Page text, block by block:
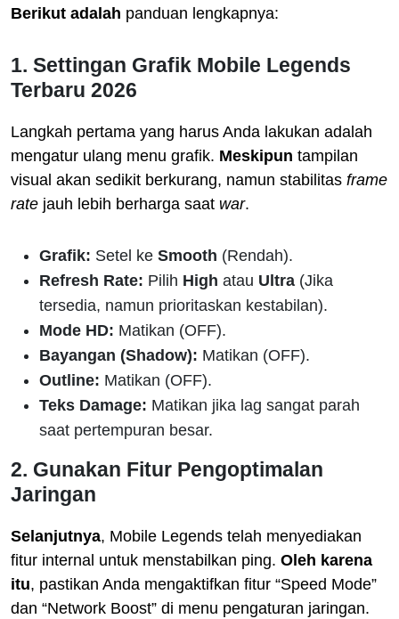
Berikut adalah panduan lengkapnya:
1. Settingan Grafik Mobile Legends
Terbaru 2026
Langkah pertama yang harus Anda lakukan adalah
mengatur ulang menu grafik. Meskipun tampilan
visual akan sedikit berkurang, namun stabilitas frame
rate jauh lebih berharga saat war.
Grafik: Setel ke Smooth (Rendah).
Refresh Rate: Pilih High atau Ultra (Jika
tersedia, namun prioritaskan kestabilan).
Mode HD: Matikan (OFF).
Bayangan (Shadow): Matikan (OFF).
Outline: Matikan (OFF).
Teks Damage: Matikan jika lag sangat parah
saat pertempuran besar.
2. Gunakan Fitur Pengoptimalan
Jaringan
Selanjutnya, Mobile Legends telah menyediakan
fitur internal untuk menstabilkan ping. Oleh karena
itu, pastikan Anda mengaktifkan fitur “Speed Mode”
dan “Network Boost” di menu pengaturan jaringan.